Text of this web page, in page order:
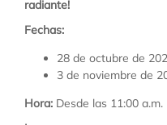
radiante!
Fechas:
28 de octubre de
3 de noviembre de
Hora: Desde las 11:00 a.m.